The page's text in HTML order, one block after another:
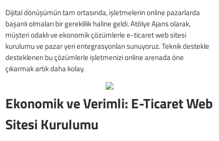
Dijital dönüşümün tam ortasında, işletmelerin online pazarlarda
başarılı olmaları bir gereklilik haline geldi. Atölye Ajans olarak,
müşteri odaklı ve ekonomik çözümlerle e-ticaret web sitesi
kurulumu ve pazar yeri entegrasyonları sunuyoruz. Teknik destekle
desteklenen bu çözümlerle işletmenizi online arenada öne
çıkarmak artık daha kolay.
Ekonomik ve Verimli: E-Ticaret Web
Sitesi Kurulumu